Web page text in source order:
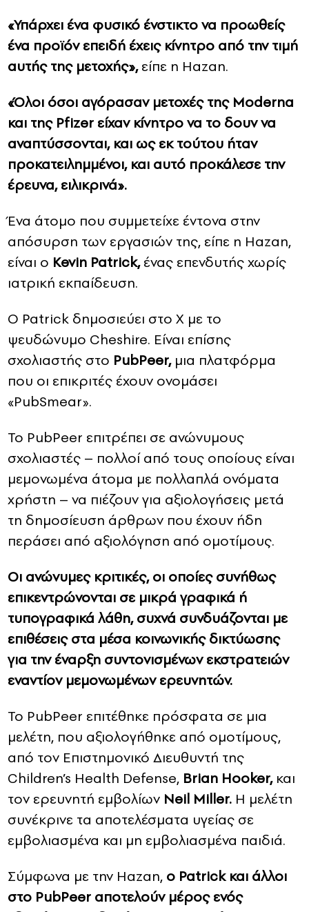
«Υπάρχει ένα φυσικό ένστικτο να προωθείς
ένα προϊόν επειδή έχεις κίνητρο από την τιμή
αυτής της μετοχής»,είπε η Hazan.
«Όλοι όσοι αγόρασαν μετοχές της Moderna
και της Pfizer είχαν κίνητρο να το δουν να
αναπτύσσονται, και ως εκ τούτου ήταν
προκατειλημμένοι, και αυτό προκάλεσε την
έρευνα, ειλικρινά».
Ένα άτομο που συμμετείχε έντονα στην
απόσυρση των εργασιών της, είπε η Hazan,
είναι ο Kevin Patrick,ένας επενδυτής χωρίς
ιατρική εκπαίδευση.
Ο Patrick δημοσιεύει στο X με το
ψευδώνυμο Cheshire. Είναι επίσης
σχολιαστής στο PubPeer,μια πλατφόρμα
που οι επικριτές έχουν ονομάσει
«PubSmear».
Το PubPeer επιτρέπει σε ανώνυμους
σχολιαστές – πολλοί από τους οποίους είναι
μεμονωμένα άτομα με πολλαπλά ονόματα
χρήστη – να πιέζουν για αξιολογήσεις μετά
τη δημοσίευση άρθρων που έχουν ήδη
περάσει από αξιολόγηση από ομοτίμους.
Οι ανώνυμες κριτικές, οι οποίες συνήθως
επικεντρώνονται σε μικρά γραφικά ή
τυπογραφικά λάθη, συχνά συνδυάζονται με
επιθέσεις στα μέσα κοινωνικής δικτύωσης
για την έναρξη συντονισμένων εκστρατειών
εναντίον μεμονωμένων ερευνητών.
Το PubPeer επιτέθηκε πρόσφατα σε μια
μελέτη, που αξιολογήθηκε από ομοτίμους,
από τον Επιστημονικό Διευθυντή της
Children’s Health Defense, Brian Hooker,και
τον ερευνητή εμβολίων Neil Miller. Η μελέτη
συνέκρινε τα αποτελέσματα υγείας σε
εμβολιασμένα και μη εμβολιασμένα παιδιά.
Σύμφωνα με την Hazan, ο Patrick και άλλοι
στο PubPeer αποτελούν μέρος ενός